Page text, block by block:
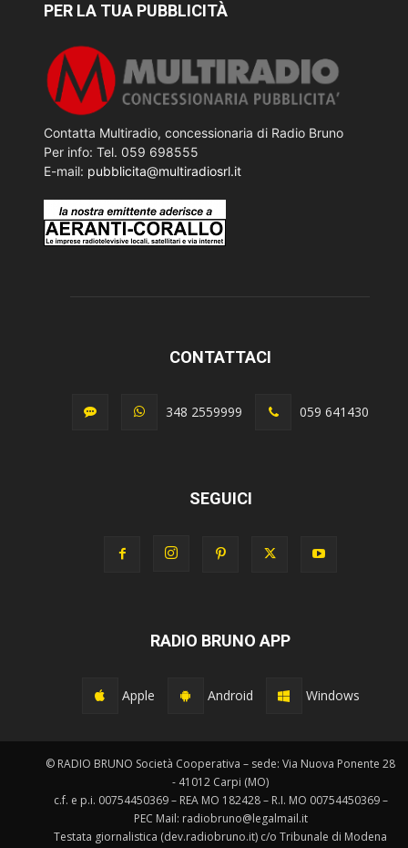
PER LA TUA PUBBLICITÀ
Contatta Multiradio, concessionaria di Radio Bruno
Per info: Tel. 059 698555
E-mail: pubblicita@multiradiosrl.it
CONTATTACI
348 2559999 059 641430
SEGUICI
RADIO BRUNO APP
Apple Android Windows
© RADIO BRUNO Società Cooperativa – sede: Via Nuova Ponente 28
- 41012 Carpi (MO)
c.f. e p.i. 00754450369 – REA MO 182428 – R.I. MO 00754450369 –
PEC Mail: radiobruno@legalmail.it
Testata giornalistica (dev.radiobruno.it) c/o Tribunale di Modena